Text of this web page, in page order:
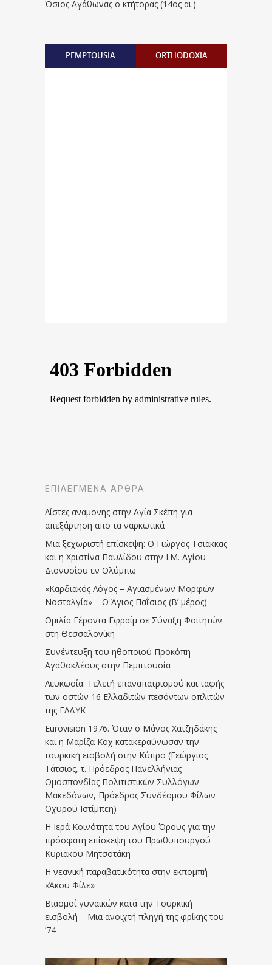
Όσιος Αγάθωνας ο κτήτορας (14ος αι.)
PEMPTOUSIA ORTHODOXIA
ΕΠΙΛΕΓΜΈΝΑ ΆΡΘΡΑ
Λίστες αναμονής στην Αγία Σκέπη για
απεξάρτηση απο τα ναρκωτικά
Μια ξεχωριστή επίσκεψη: Ο Γιώργος Τσιάκκας
και η Χριστίνα Παυλίδου στην Ι.Μ. Αγίου
Διονυσίου εν Ολύμπω
«Καρδιακός Λόγος – Αγιασμένων Μορφών
Νοσταλγία» – Ο Άγιος Παΐσιος (Β’ μέρος)
Ομιλία Γέροντα Εφραίμ σε Σύναξη Φοιτητών
στη Θεσσαλονίκη
Συνέντευξη του ηθοποιού Προκόπη
Αγαθοκλέους στην Πεμπτουσία
Λευκωσία: Τελετή επαναπατρισμού και ταφής
των οστών 16 Ελλαδιτών πεσόντων οπλιτών
της ΕΛΔΥΚ
Eurovision 1976. Όταν ο Μάνος Χατζηδάκης
και η Μαρίζα Κοχ κατακεραύνωσαν την
τουρκική εισβολή στην Κύπρο (Γεώργιος
Τάτσιος, τ. Πρόεδρος Πανελλήνιας
Ομοσπονδίας Πολιτιστικών Συλλόγων
Μακεδόνων, Πρόεδρος Συνδέσμου Φίλων
Οχυρού Ιστίμπεη)
Η Ιερά Κοινότητα του Αγίου Όρους για την
πρόσφατη επίσκεψη του Πρωθυπουργού
Κυριάκου Μητσοτάκη
Η νεανική παραβατικότητα στην εκπομπή
«Άκου Φίλε»
Βιασμοί γυναικών κατά την Τουρκική
εισβολή – Μια ανοιχτή πληγή της φρίκης του
’74